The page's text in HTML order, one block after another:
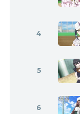
4
5
6